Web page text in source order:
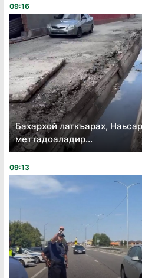
09:16
Бахархой латкъарах,
меттадоаладир...
09:13